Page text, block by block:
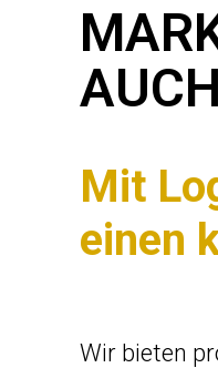
Mit
einen
Wir bieten